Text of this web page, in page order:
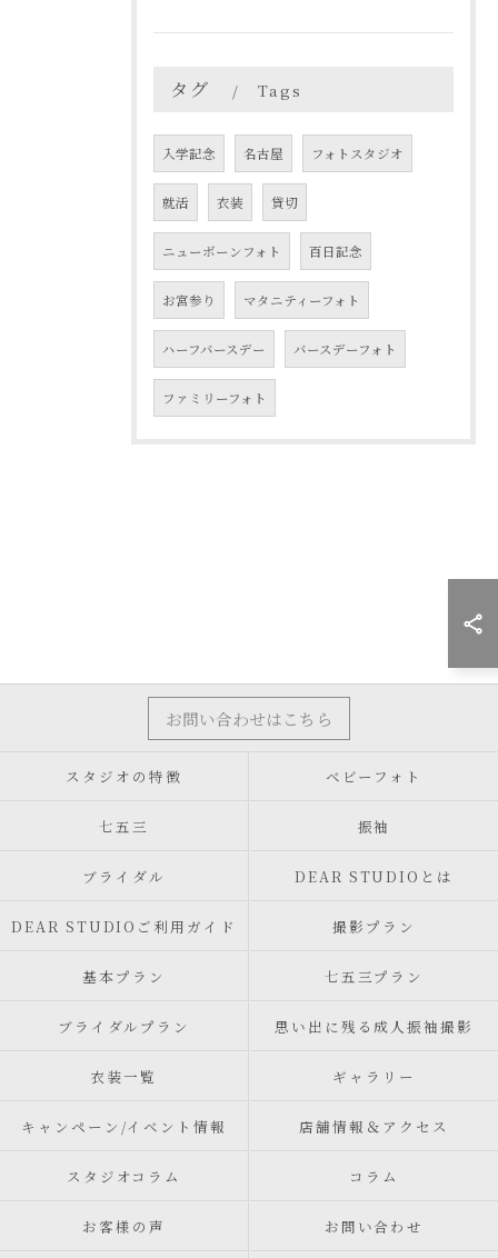
タグ Tags
入学記念 名古屋 フォトスタジオ
就活 衣装 貸切
ニューボーンフォト 百日記念
お宮参り マタニティーフォト
ハーフバースデー バースデーフォト
ファミリーフォト
お問い合わせはこちら
スタジオの特徴 ベビーフォト
七五三 振袖
ブライダル DEAR STUDIOとは
DEAR STUDIOご利用ガイド 撮影プラン
基本プラン 七五三プラン
ブライダルプラン 思い出に残る成人振袖撮影
衣装一覧 ギャラリー
キャンペーン/イベント情報 店舗情報＆アクセス
スタジオコラム コラム
お客様の声 お問い合わせ